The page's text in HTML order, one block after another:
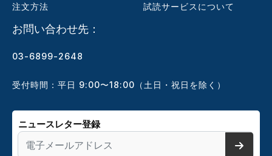
注文方法
試読サービスについて
お問い合わせ先：
03-6899-2648
受付時間：平日 9:00〜18:00（土日・祝日を除く）
ニュースレター登録